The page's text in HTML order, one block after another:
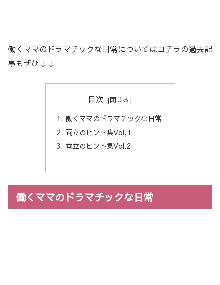
働くママのドラマチックな日常についてはコチラの過去記
事もぜひ↓↓
目次
働くママのドラマチックな日常
両立のヒント集Vol,1
両立のヒント集Vol.2
働くママのドラマチックな日常